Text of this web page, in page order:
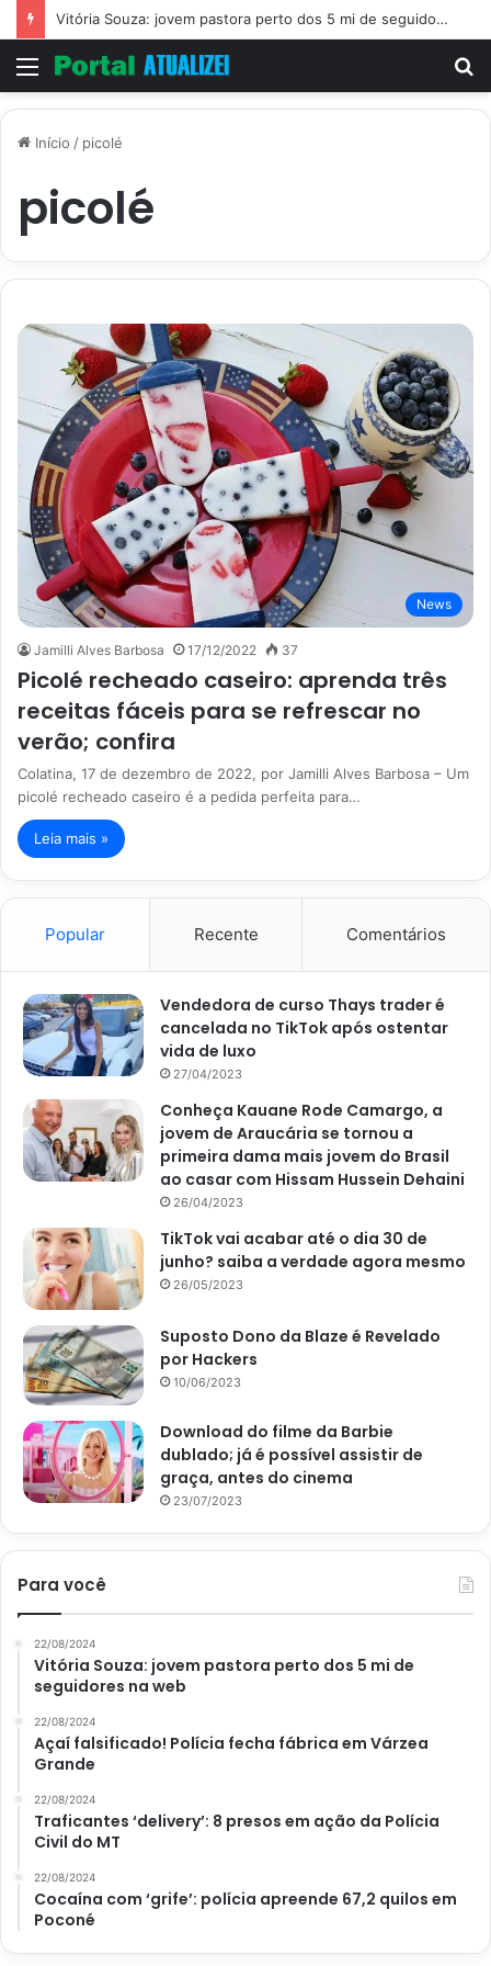
Vitória Souza: jovem pastora perto dos 5 mi de seguidores na web
Menu
Início / picolé
picolé
News
Jamilli Alves Barbosa 17/12/2022 37
Picolé recheado caseiro: aprenda três
receitas fáceis para se refrescar no
verão; confira
Colatina, 17 de dezembro de 2022, por Jamilli Alves Barbosa – Um
picolé recheado caseiro é a pedida perfeita para…
Leia mais »
Popular Recente Comentários
Vendedora de curso Thays trader é
cancelada no TikTok após ostentar
vida de luxo
27/04/2023
Conheça Kauane Rode Camargo, a
jovem de Araucária se tornou a
primeira dama mais jovem do Brasil
ao casar com Hissam Hussein Dehaini
26/04/2023
TikTok vai acabar até o dia 30 de
junho? saiba a verdade agora mesmo
26/05/2023
Suposto Dono da Blaze é Revelado
por Hackers
10/06/2023
Download do filme da Barbie
dublado; já é possível assistir de
graça, antes do cinema
23/07/2023
Para você
22/08/2024
Vitória Souza: jovem pastora perto dos 5 mi de
seguidores na web
22/08/2024
Açaí falsificado! Polícia fecha fábrica em Várzea
Grande
22/08/2024
Traficantes ‘delivery’: 8 presos em ação da Polícia
Civil do MT
22/08/2024
Cocaína com ‘grife’: polícia apreende 67,2 quilos em
Poconé